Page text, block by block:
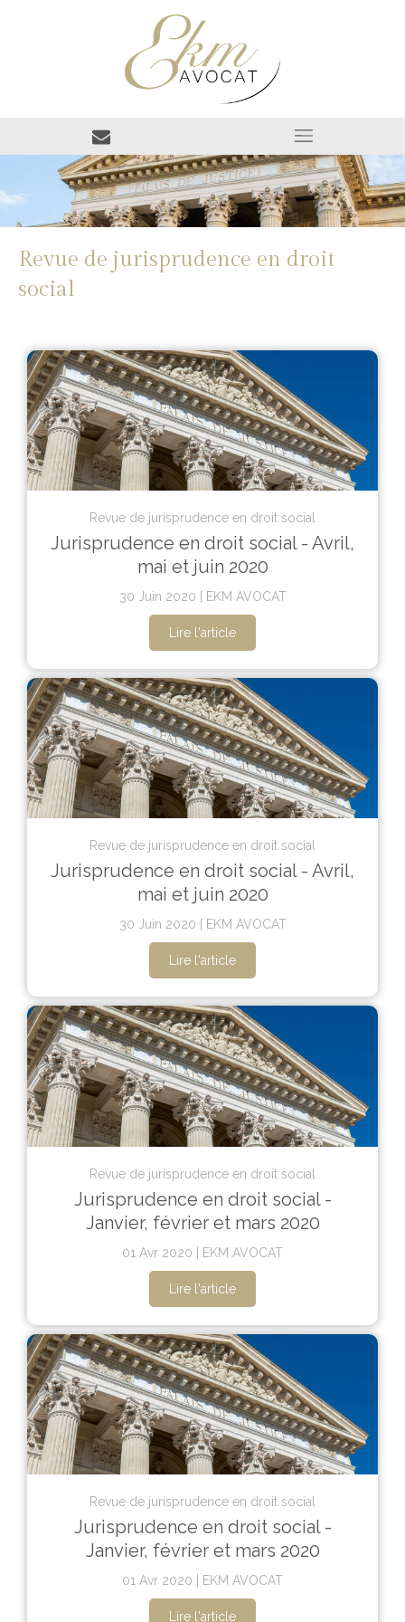
Revue de jurisprudence en droit
social
Revue de jurisprudence en droit social
Jurisprudence en droit social - Avril,
mai et juin 2020
30 Juin 2020 EKM AVOCAT
Lire l'article
Revue de jurisprudence en droit social
Jurisprudence en droit social - Avril,
mai et juin 2020
30 Juin 2020 EKM AVOCAT
Lire l'article
Revue de jurisprudence en droit social
Jurisprudence en droit social -
Janvier, février et mars 2020
01 Avr 2020 EKM AVOCAT
Lire l'article
Revue de jurisprudence en droit social
Jurisprudence en droit social -
Janvier, février et mars 2020
01 Avr 2020 EKM AVOCAT
Lire l'article